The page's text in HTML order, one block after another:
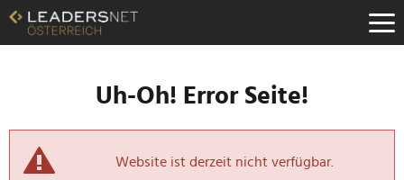
Uh-Oh! Error Seite!
Website ist derzeit nicht verfügbar.